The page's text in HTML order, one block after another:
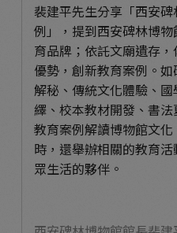
裴建平先生分享「西安
例」，提到西安碑林博
育品牌；依託文廟遺存
優勢，創新教育案例。
解秘、傳統文化體驗、
繹、校本教材開發、書
教育案例解讀博物館文
時，還舉辦相關的教育
眾生活的夥伴。